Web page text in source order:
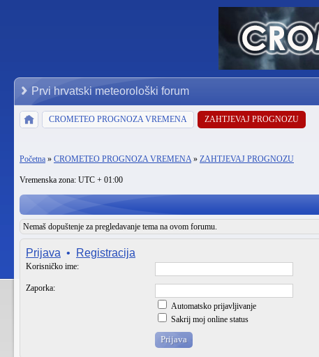
Prvi hrvatski meteorološki forum
CROMETEO PROGNOZA VREMENA ZAHTJEVAJ PROGNOZU
Početna » CROMETEO PROGNOZA VREMENA» ZAHTJEVAJ PROGNOZU
Vremenska zona: UTC + 01:00
Nemaš dopuštenje za pregledavanje tema na ovom forumu.
Prijava • Registracija
Korisničko ime:
Zaporka:
Automatsko prijavljivanje
Sakrij moj online status